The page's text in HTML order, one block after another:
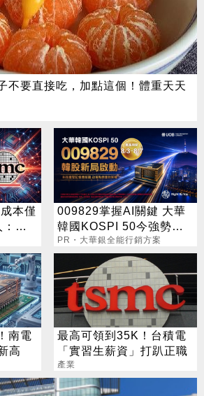
不要直接吃，加點這個！體重天天
本僅
「3
009829掌握AI關鍵 大華
韓國KOSPI 50今強勢開
募
PR・大華銀全能行銷方案
南電
高
最高可領到35K！台積電
「實習生薪資」打趴正職
產業